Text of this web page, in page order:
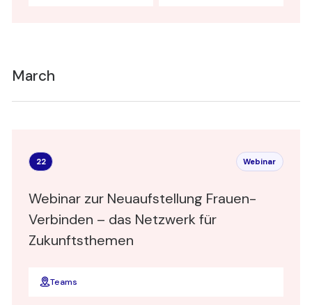
March
22 Webinar
Webinar zur Neuaufstellung Frauen-
Verbinden – das Netzwerk für
Zukunftsthemen
Teams